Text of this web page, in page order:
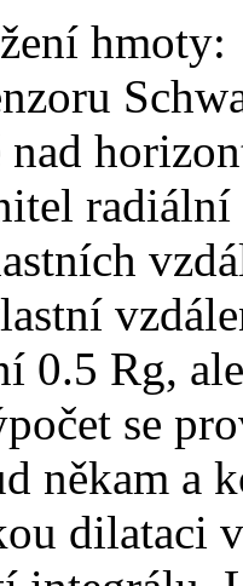
hmoty:
radiální
0.5 Rg,
se
někam a
dilataci